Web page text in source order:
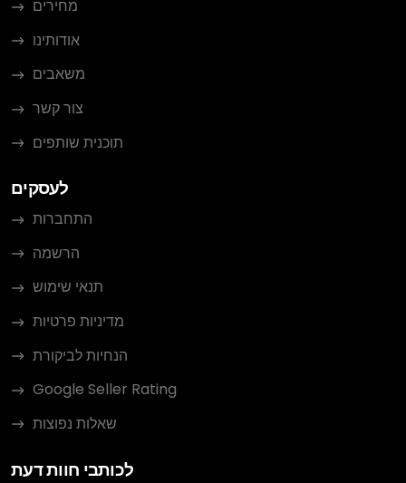
מחירים
אודותינו
משאבים
צור קשר
תוכנית שותפים
לעסקים
התחברות
הרשמה
תנאי שימוש
מדיניות פרטיות
הנחיות לביקורת
Google Seller Rating
שאלות נפוצות
לכותבי חוות דעת